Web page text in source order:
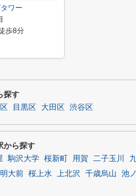
ワー
歩8分
探す
目黒区 大田区 渋谷区
から探す
駒沢大学 桜新町 用賀 二子玉川
明大前 桜上水 上北沢 千歳烏山 池